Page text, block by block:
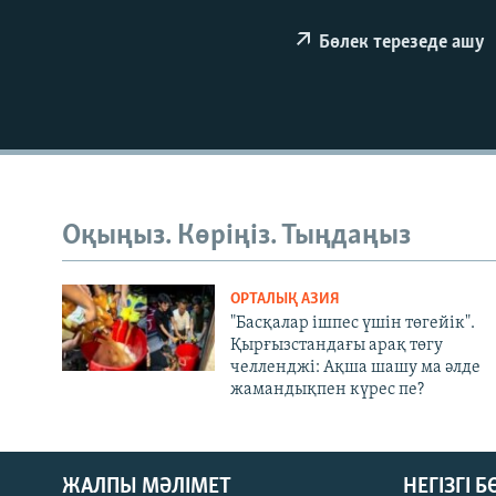
Бөлек терезеде ашу
Оқыңыз. Көріңіз. Тыңдаңыз
ОРТАЛЫҚ АЗИЯ
"Басқалар ішпес үшін төгейік".
Қырғызстандағы арақ төгу
челленджі: Ақша шашу ма әлде
жамандықпен күрес пе?
ЖАЛПЫ МӘЛІМЕТ НЕГІЗГІ